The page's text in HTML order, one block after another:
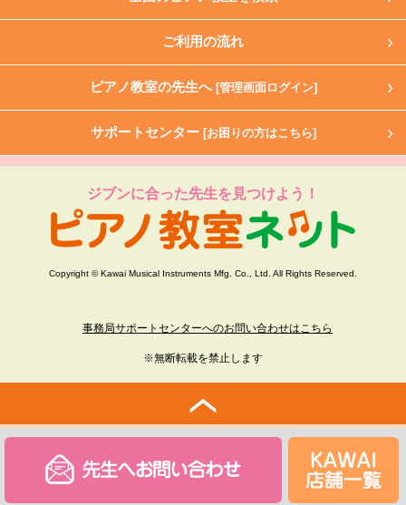
ご利用の流れ
ピアノ教室の先生へ [管理画面ログイン]
サポートセンター [お困りの方はこちら]
ジブンに合った先生を見つけよう！
Copyright © Kawai Musical Instruments Mfg. Co., Ltd. All Rights Reserved.
事務局サポートセンターへのお問い合わせはこちら
※無断転載を禁止します